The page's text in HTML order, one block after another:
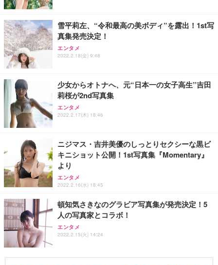
雪平莉左、“令和最高の美ボディ”を露出！1st写
真集発売決定！
エンタメ
2022.2.18(金) 9:48
少女からオトナへ、元“日本一の女子高生”吉田
莉桜が2nd写真集
エンタメ
2022.2.17(木) 18:46
ニジマス・吉井美優のしっとりセクシーな黒ビ
キニショット公開！1st写真集『Momentary』
より
エンタメ
2022.2.16(水) 18:45
頓知気さきなのグラビア写真集が発売決定！5
人の写真家とコラボ！
エンタメ
2022.2.15(火) 14:24